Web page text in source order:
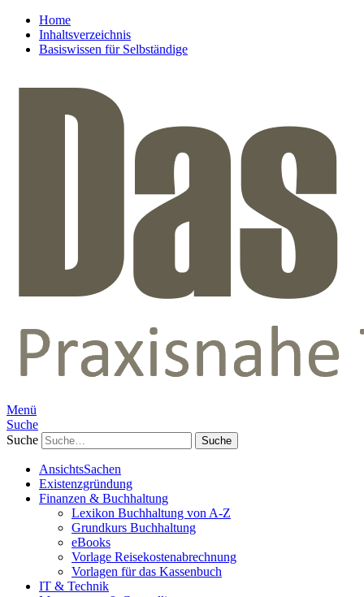
Home
Inhaltsverzeichnis
Basiswissen für Selbständige
Menü
Suche
Suche
AnsichtsSachen
Existenzgründung
Finanzen & Buchhaltung
Lexikon Buchhaltung von A-Z
Grundkurs Buchhaltung
eBooks
Vorlage Reisekostenabrechnung
Vorlagen für das Kassenbuch
IT & Technik